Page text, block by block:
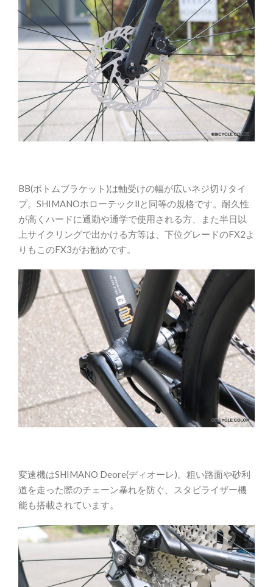
BB(ボトムブラケット)は軸受けの幅が広いネジ切りタイ
プ。SHIMANOホローテックⅡと同等の規格です。耐久性
が高くハードに通勤や通学で使用される方、また半日以
上サイクリングで出かける方等は、下位グレードのFX2よ
りもこのFX3がお勧めです。
変速機はSHIMANO Deore(ディオーレ)。粗い路面や砂利
道を走った際のチェーン暴れを防ぐ、スタビライザー機
能も搭載されています。